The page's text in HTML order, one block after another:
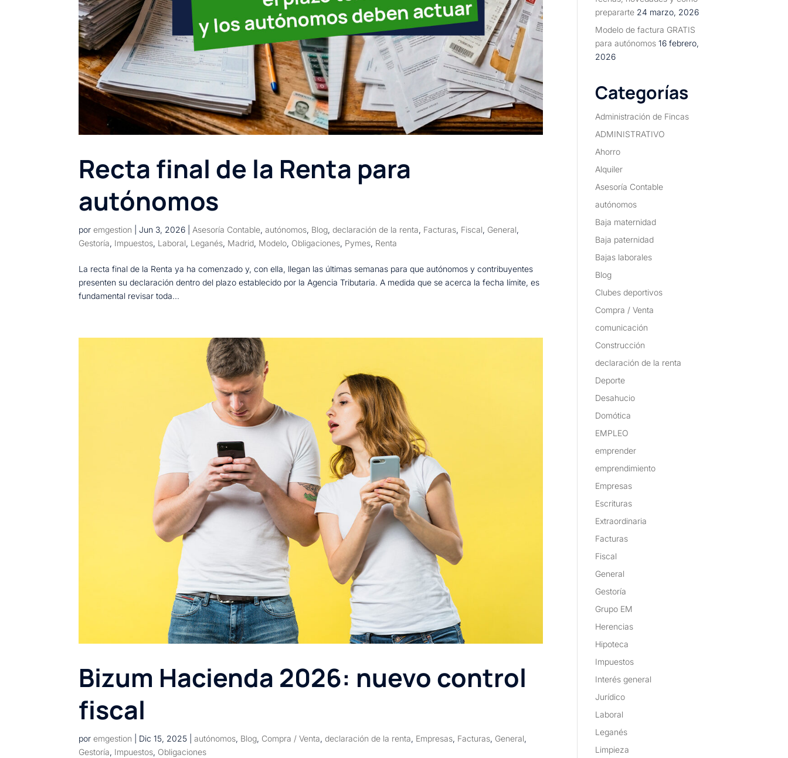
Recta final de la Renta para
autónomos
poremgestion |Jun 3, 2026 |Asesoría Contable,autónomos, Blog,declaración de la renta, Facturas, Fiscal, General,
Gestoría, Impuestos, Laboral, Leganés, Madrid, Modelo, Obligaciones, Pymes, Renta
La recta final de la Renta ya ha comenzado y, con ella, llegan las últimas semanas para que autónomos y contribuyentes
presenten su declaración dentro del plazo establecido por la Agencia Tributaria. A medida que se acerca la fecha límite, es
fundamental revisar toda...
Bizum Hacienda 2026: nuevo control
fiscal
poremgestion Dic 15, 2025 |autónomos, Blog, Compra / Venta,declaración de la renta, Empresas, Facturas, General,
Gestoría, Impuestos, Obligaciones
prepararte 24 marzo, 2026
Modelo de factura GRATIS
para autónomos 16 febrero,
2026
Categorías
Administración de Fincas
ADMINISTRATIVO
Ahorro
Alquiler
Asesoría Contable
autónomos
Baja maternidad
Baja paternidad
Bajas laborales
Blog
Clubes deportivos
Compra / Venta
comunicación
Construcción
declaración de la renta
Deporte
Desahucio
Domótica
EMPLEO
emprender
emprendimiento
Empresas
Escrituras
Extraordinaria
Facturas
Fiscal
General
Gestoría
Grupo EM
Herencias
Hipoteca
Impuestos
Interés general
Jurídico
Laboral
Leganés
Limpieza